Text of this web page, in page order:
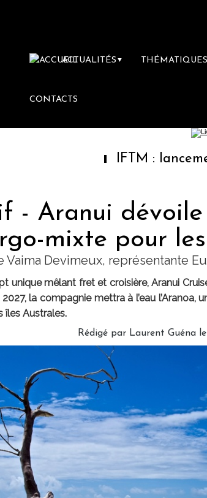
ACTUALITÉS ▼ THÉMATIQUES
CONTACTS
IFTM : lancement des
- Aranui dévoile
mixte pour
Vaima Devimeux, représentante
unique mêlant fret et croisière, Aranui
la compagnie mettra à l’eau l’Aranoa,
îles Australes.
Rédigé par Laurent Guéna